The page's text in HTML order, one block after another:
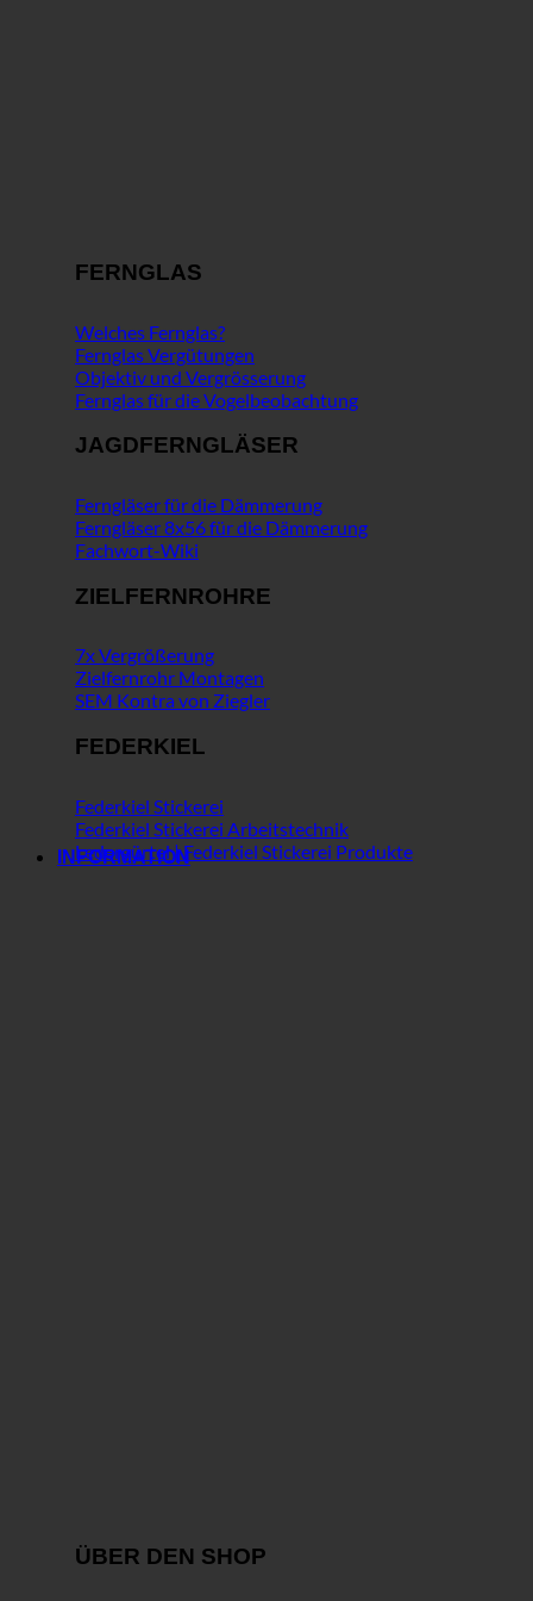
FERNGLAS
Welches Fernglas?
Fernglas Vergütungen
Objektiv und Vergrösserung
Fernglas für die Vogelbeobachtung
JAGDFERNGLÄSER
Ferngläser für die Dämmerung
Ferngläser 8x56 für die Dämmerung
Fachwort-Wiki
ZIELFERNROHRE
7x Vergrößerung
Zielfernrohr Montagen
SEM Kontra von Ziegler
FEDERKIEL
Federkiel Stickerei
Federkiel Stickerei Arbeitstechnik
Ledergürtel | Federkiel Stickerei Produkte
INFORMATION
ÜBER DEN SHOP